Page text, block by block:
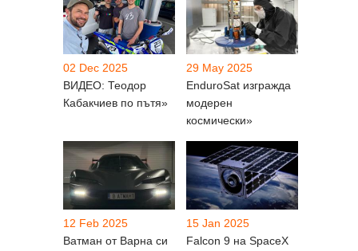
02 Dec 2025
ВИДЕО: Теодор
Кабакчиев по пътя»
29 May 2025
EnduroSat изгражда
модерен
космически»
12 Feb 2025
Ватман от Варна си
15 Jan 2025
Falcon 9 на SpaceX